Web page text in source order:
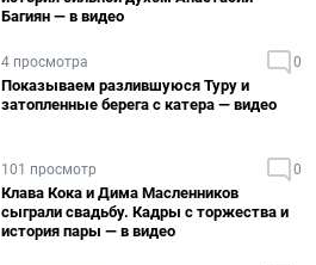
Багиян — в видео
4 просмотра 0
Показываем разлившуюся Туру и
затопленные берега с катера — видео
101 просмотр 0
Клава Кока и Дима Масленников
сыграли свадьбу. Кадры с торжества и
история пары — в видео